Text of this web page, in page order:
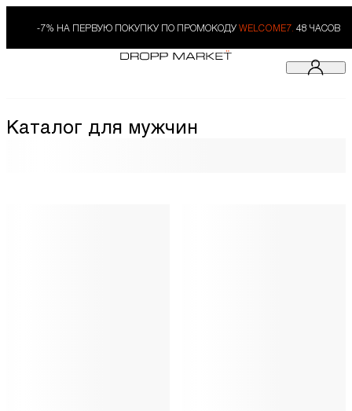
-7% НА ПЕРВУЮ ПОКУПКУ ПО ПРОМОКОДУ WELCOME7. 48 ЧАСОВ
Каталог для мужчин